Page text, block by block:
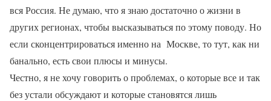
вся Россия. Не думаю, что я знаю достаточно о жизни в
других регионах, чтобы высказываться по этому поводу. Но
если сконцентрироваться именно на Москве, то тут, как ни
банально, есть свои плюсы и минусы.
Честно, я не хочу говорить о проблемах, о которые все и так
без устали обсуждают и которые становятся лишь